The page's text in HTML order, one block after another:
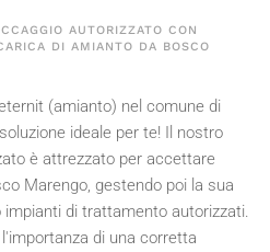
AUTORIZZATO CON
DI AMIANTO DA BOSCO
(amianto) nel comune di
ideale per te! Il nostro
è attrezzato per accettare
Marengo, gestendo poi la sua
di trattamento autorizzati.
di una corretta